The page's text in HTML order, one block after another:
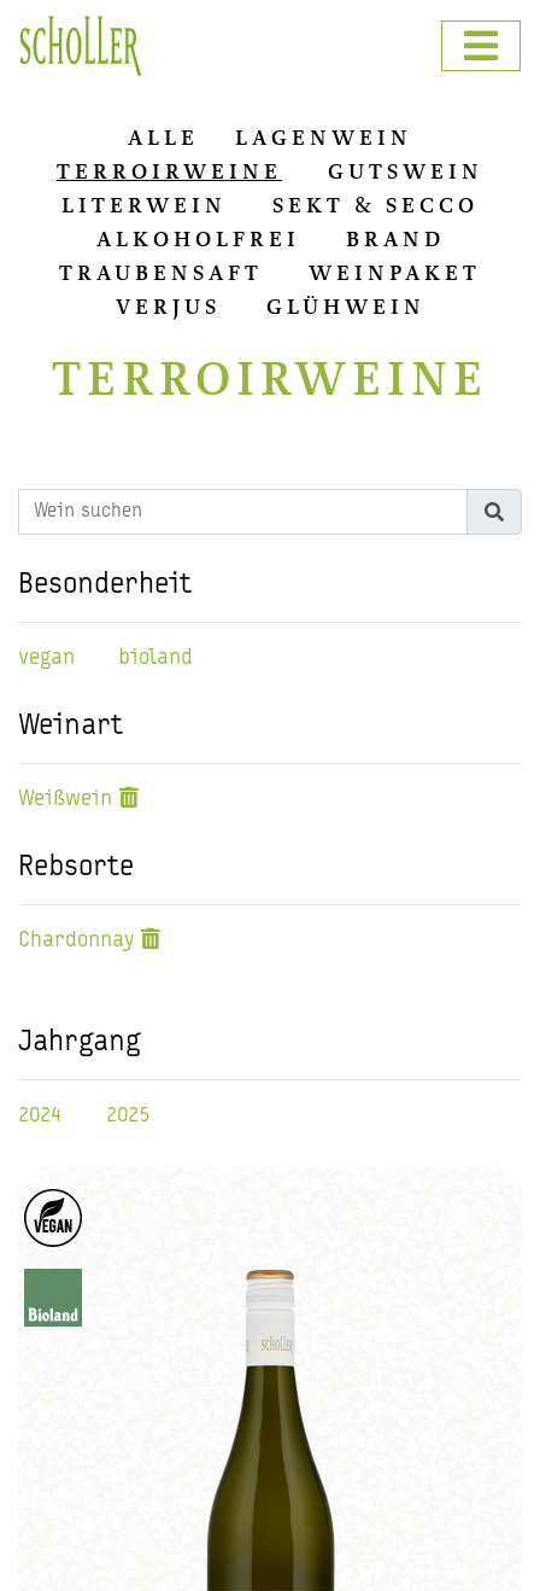
ALLE
LAGENWEIN
TERROIRWEINE
GUTSWEIN
LITERWEIN
SEKT & SECCO
ALKOHOLFREI
BRAND
TRAUBENSAFT
WEINPAKET
VERJUS
GLÜHWEIN
TERROIRWEINE
Besonderheit
vegan bioland
Weinart
Weißwein
Rebsorte
Chardonnay
Jahrgang
2024 2025